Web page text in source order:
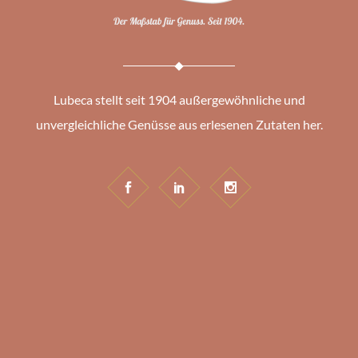
Lubeca stellt seit 1904 außergewöhnliche und
unvergleichliche Genüsse aus erlesenen Zutaten her.